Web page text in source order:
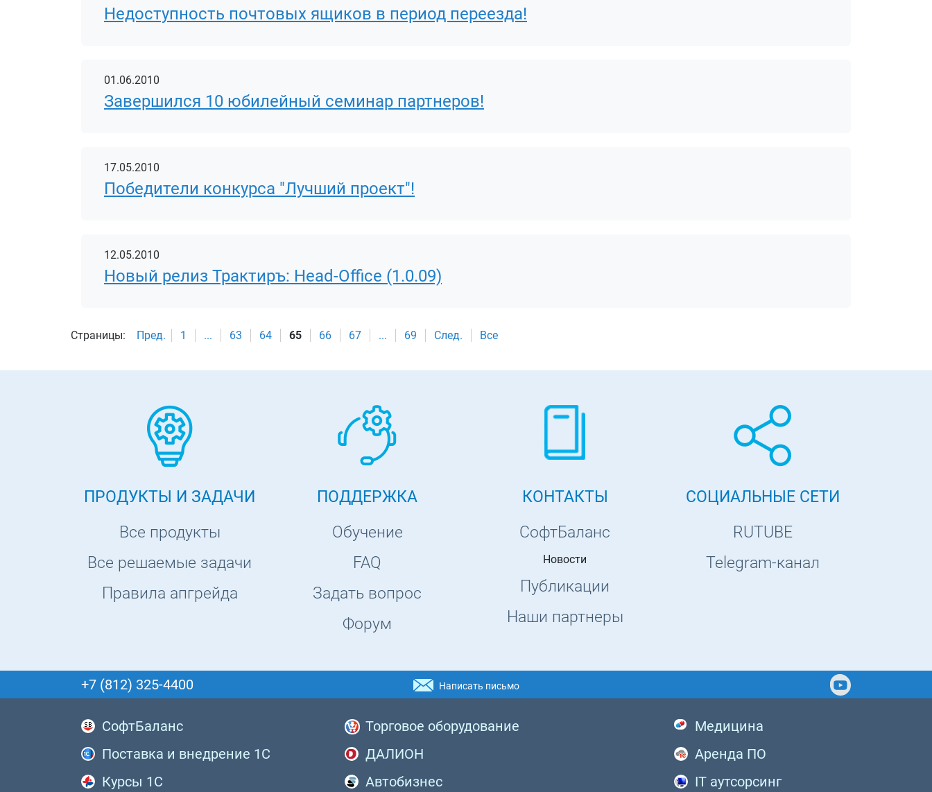
Недоступность почтовых ящиков в период переезда!
01.06.2010
Завершился 10 юбилейный семинар партнеров!
17.05.2010
Победители конкурса "Лучший проект"!
12.05.2010
Новый релиз Трактиръ: Head-Office (1.0.09)
Страницы: Пред. 1 ... 63 64 65 66 67 ... 69 След. Все
ПРОДУКТЫ И ЗАДАЧИ
Все продукты
Все решаемые задачи
Правила апгрейда
ПОДДЕРЖКА
Обучение
FAQ
Задать вопрос
Форум
КОНТАКТЫ
СофтБаланс
Новости
Публикации
Наши партнеры
СОЦИАЛЬНЫЕ СЕТИ
RUTUBE
Telegram-канал
+7 (812) 325-4400 Написать письмо
СофтБаланс
Поставка и внедрение 1С
Курсы 1С
Торговое оборудование
ДАЛИОН
Автобизнес
Медицина
Аренда ПО
IT аутсорсинг